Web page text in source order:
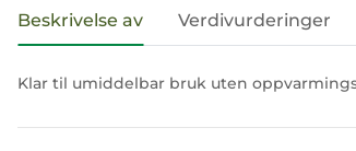
Beskrivelse av Verdivurderinger
Klar til umiddelbar bruk uten